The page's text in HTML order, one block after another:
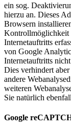
ein sog.
hierzu an. Dieses
Browsern
Kontrollmöglichkeit
Internetauftritts
von Google
Internetauftritts
Dies verhindert
andere
weiteren
Sie natürlich
Google